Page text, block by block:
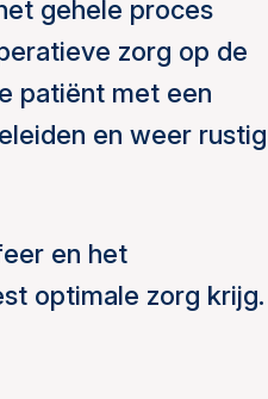
gehele proces
zorg op de
patiënt met een
en weer rustig
en het
optimale zorg krijg.